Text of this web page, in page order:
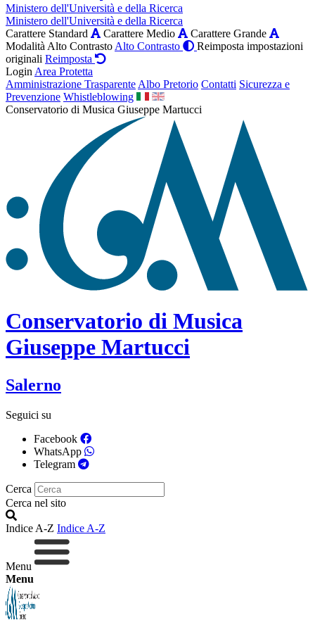
Ministero dell'Università e della Ricerca
Ministero dell'Università e della Ricerca
Carattere Standard
Carattere Medio
Carattere Grande
Modalità Alto Contrasto Alto Contrasto
Reimposta impostazioni
originali Reimposta
Login Area Protetta
Amministrazione Trasparente Albo Pretorio Contatti Sicurezza e
Prevenzione Whistleblowing
Conservatorio di Musica Giuseppe Martucci
Conservatorio di Musica
Giuseppe Martucci
Salerno
Seguici su
Facebook
WhatsApp
Telegram
Cerca
Cerca nel sito
Indice A-Z Indice A-Z
Menu
Menu